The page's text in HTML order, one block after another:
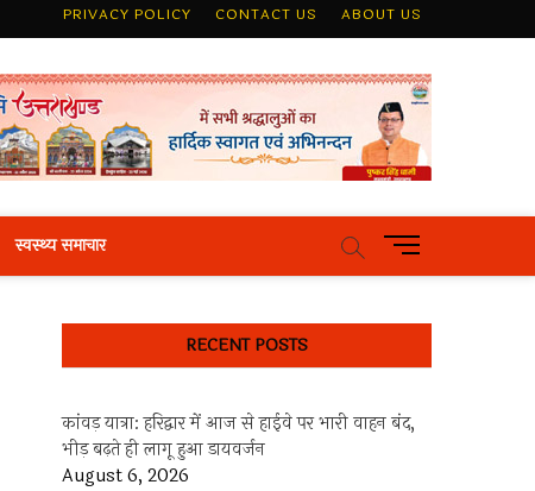
PRIVACY POLICY CONTACT US ABOUT US
स्वस्थ्य समाचार
M
e
u
u
t
RECENT POSTS
कांवड़ यात्रा: हरिद्वार में आज से हाईवे पर भारी वाहन बंद,
भीड़ बढ़ते ही लागू हुआ डायवर्जन
August 6, 2026